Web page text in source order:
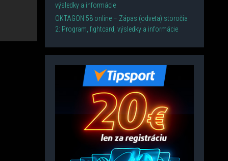
výsledky a informácie
OKTAGON 58 online – Zápas (odveta) storočia
2: Program, fightcard, výsledky a informácie